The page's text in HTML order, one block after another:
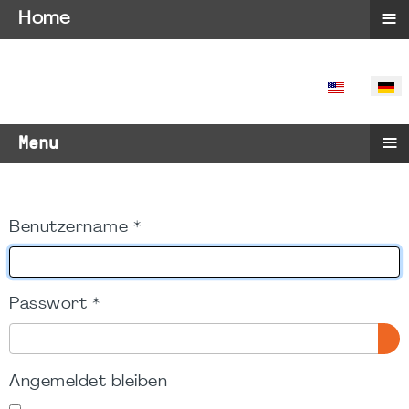
SPRACHE
Menu ≡
Benutzername *
Passwort *
Angemeldet bleiben
Home ≡